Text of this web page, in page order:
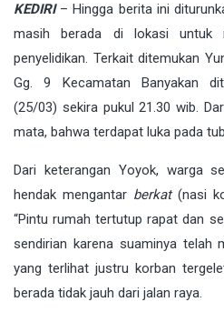
KEDIRI – Hingga berita ini
masih berada di lokasi untuk
penyelidikan. Terkait ditemukan
Gg. 9 Kecamatan Banyakan
(25/03) sekira pukul 21.30 wib.
mata, bahwa terdapat luka pada
Dari keterangan Yoyok, warga
hendak mengantar berkat(nasi
“Pintu rumah tertutup rapat dan
sendirian karena suaminya telah
yang terlihat justru korban
berada tidak jauh dari jalan raya.